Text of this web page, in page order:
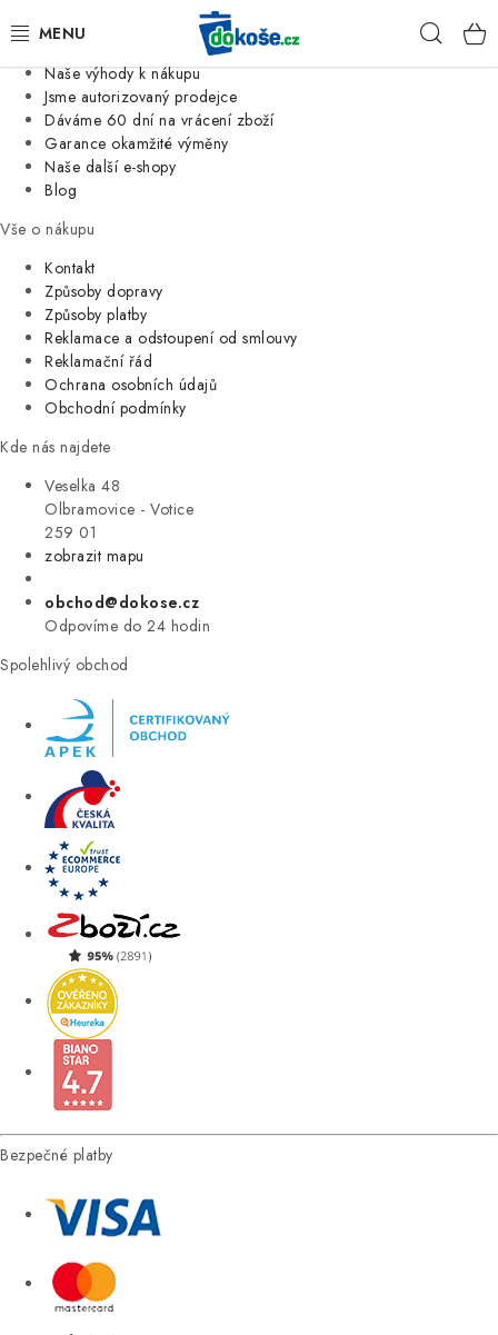
Jsme tradiční česká firma
Naše výhody k nákupu
Jsme autorizovaný prodejce
Dáváme 60 dní na vrácení zboží
Garance okamžité výměny
Naše další e-shopy
Blog
Vše o nákupu
Kontakt
Způsoby dopravy
Způsoby platby
Reklamace a odstoupení od smlouvy
Reklamační řád
Ochrana osobních údajů
Obchodní podmínky
Kde nás najdete
Veselka 48
Olbramovice - Votice
259 01
zobrazit mapu
obchod@dokose.cz
Odpovíme do 24 hodin
Spolehlivý obchod
Bezpečné platby
KOŠE
SÁČKY
KUCHYNĚ
ORGANIZACE
DOMÁCNOST
ÚKLID
VÝPRODEJ
ZNAČKY
Úvod Kontakt Blog
Moje objednávka